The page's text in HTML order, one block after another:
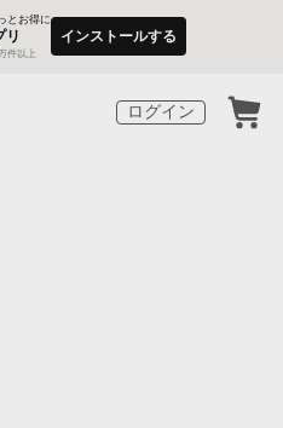
とお得に
リ
件以上
インストールする
ログイン